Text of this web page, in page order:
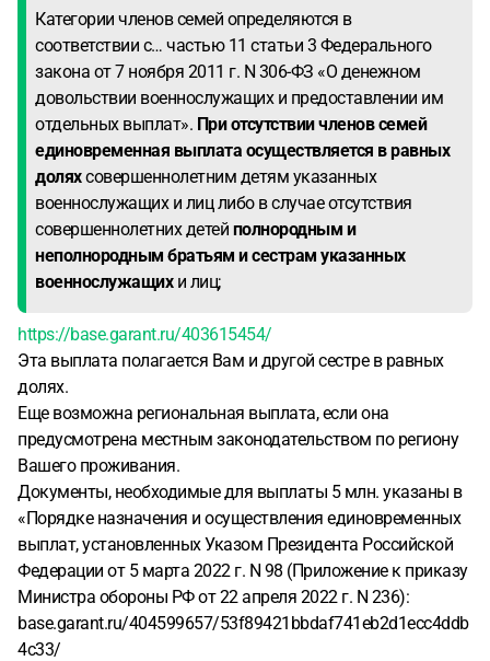
Категории членов семей определяются в
соответствии с… частью 11 статьи 3 Федерального
закона от 7 ноября 2011 г. N 306-ФЗ «О денежном
довольствии военнослужащих и предоставлении им
отдельных выплат». При отсутствии членов семей
единовременная выплата осуществляется в равных
доляхсовершеннолетним детям указанных
военнослужащих и лиц либо в случае отсутствия
совершеннолетних детей полнородным и
неполнородным братьям и сестрам указанных
военнослужащихи лиц;
https://base.garant.ru/403615454/
Эта выплата полагается Вам и другой сестре в равных
долях.
Еще возможна региональная выплата, если она
предусмотрена местным законодательством по региону
Вашего проживания.
Документы, необходимые для выплаты 5 млн. указаны в
«Порядке назначения и осуществления единовременных
выплат, установленных Указом Президента Российской
Федерации от 5 марта 2022 г. N 98 (Приложение к приказу
Министра обороны РФ от 22 апреля 2022 г. N 236):
base.garant.ru/404599657/53f89421bbdaf741eb2d1ecc4ddb
4c33/